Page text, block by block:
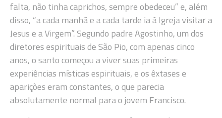
falta, não tinha caprichos, sempre obedeceu” e, além
disso, “a cada manhã e a cada tarde ia à Igreja visitar a
Jesus e a Virgem”. Segundo padre Agostinho, um dos
diretores espirituais de São Pio, com apenas cinco
anos, o santo começou a viver suas primeiras
experiências místicas espirituais, e os êxtases e
aparições eram constantes, o que parecia
absolutamente normal para o jovem Francisco.